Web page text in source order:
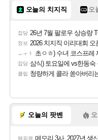
오늘의 치지직 오
잡담 26년 7월 팔로우 상승량 TOP 30 -
정보 2026 치지직 이리대회 오
ㅗㅜㅑ 초ㅇㅎ) 수녀 코스프레
잡담 삼식) 토요일에 vs한동숙 롤
클립 청량하게 콜라 쏟아버리는 유
오늘의 팟벤
해외겜 메모리 3사, 2027년 생